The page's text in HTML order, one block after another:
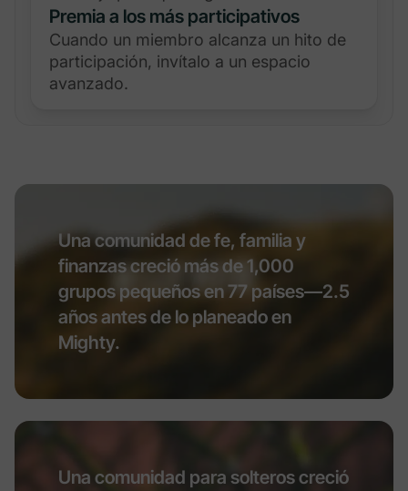
Premia a los más participativos
Cuando un miembro alcanza un hito de
participación, invítalo a un espacio
avanzado.
Una comunidad de fe, familia y
finanzas creció más de 1,000
grupos pequeños en 77 países—2.5
años antes de lo planeado en
Mighty.
Una comunidad para solteros creció